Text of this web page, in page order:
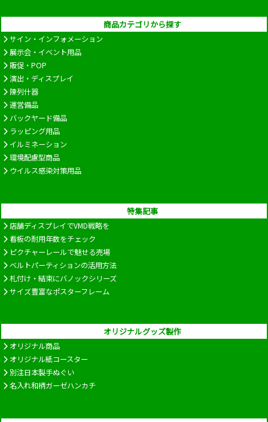
商品カテゴリから探す
サイン・インフォメーション
展示会・イベント用品
販促・POP
演出・ディスプレイ
陳列什器
運営備品
バックヤード備品
ラッピング用品
イルミネーション
環境配慮型商品
ウイルス感染対策用品
特集記事
店舗ディスプレイでVMD戦略を
看板の耐用年数をチェック
ピクチャーレールで魅せる売場
ベルトパーティションの活用方法
札付け・結束にバノックシリーズ
サイズ豊富なポスターフレーム
オリジナルグッズ製作
オリジナル商品
オリジナル紙コースター
別注日本製手ぬぐい
名入れ和柄ガーゼハンカチ